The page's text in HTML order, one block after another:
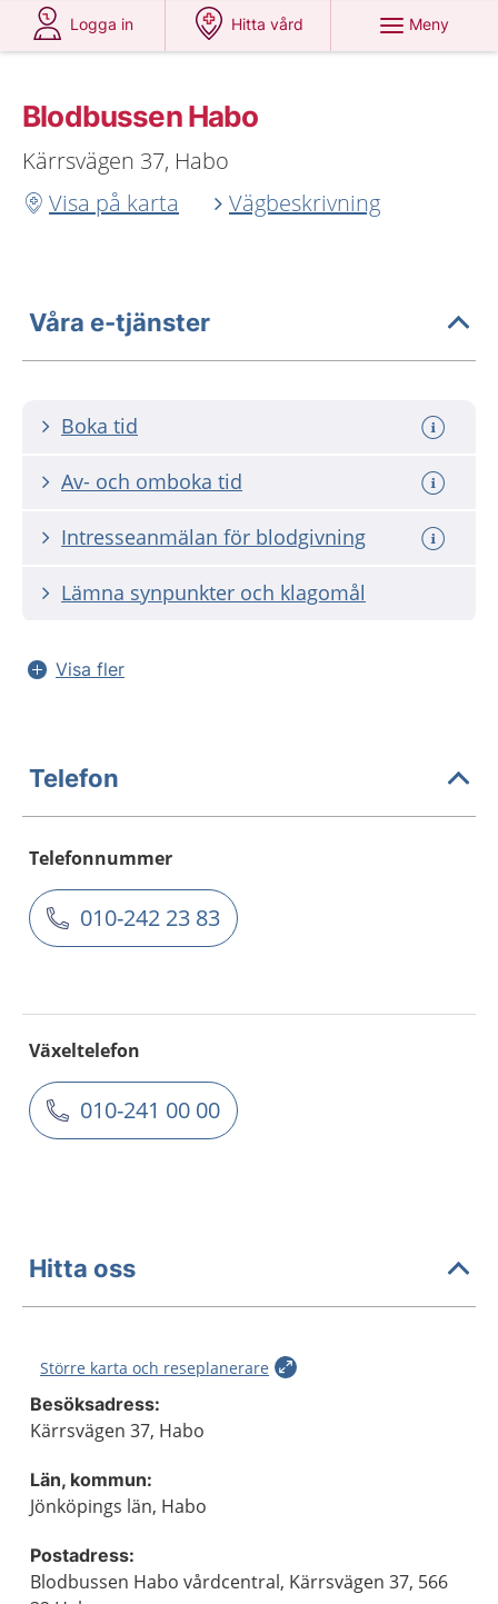
Logga in
Hitta vård
Meny
Blodbussen Habo
Kärrsvägen 37, Habo
Visa på karta
Vägbeskrivning
Våra e-tjänster
Boka tid
Av- och omboka tid
Intresseanmälan för blodgivning
Lämna synpunkter och klagomål
Visa fler
Telefon
Telefonnummer
010-242 23 83
Växeltelefon
010-241 00 00
Hitta oss
Större karta och reseplanerare
Besöksadress:
Kärrsvägen 37, Habo
Län, kommun:
Jönköpings län, Habo
Postadress:
Blodbussen Habo vårdcentral, Kärrsvägen 37, 566